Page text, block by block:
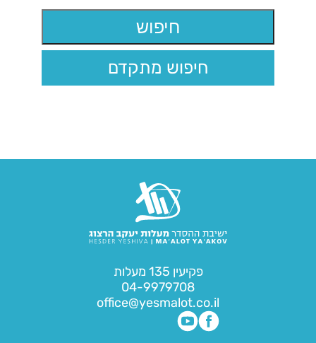
חיפוש מתקדם
פקיעין 135 מעלות
04-9979708
office@yesmalot.co.il